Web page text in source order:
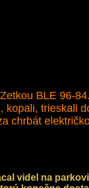
BLE 96-
trieskali
chrbát
videl na